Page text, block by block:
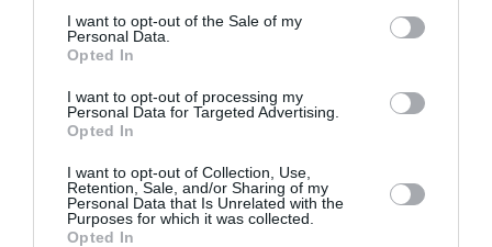
I want to opt-out of the Sale of my
Personal Data.
Opted In
I want to opt-out of processing my
Personal Data for Targeted Advertising.
Opted In
I want to opt-out of Collection, Use,
Retention, Sale, and/or Sharing of my
Personal Data that Is Unrelated with the
Purposes for which it was collected.
Opted In
κρατήσει το κλίμα χαλαρό, γιορτινό και
απολύτως καλοκαιρινό.
Το εισιτήριο συμμετοχής κοστίζει 35 ευρώ και
περιλαμβάνει:
– 3 ποτήρια σαμπάνιας Perrier-Jouët σε
κρυστάλλινα ποτήρια Riedel.